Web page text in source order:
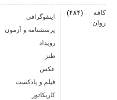
کافه
روان
(۴۸۴)
اینفوگرافی
پرسشنامه و آزمون
رویداد
طنز
عکس
فیلم و پادکست
کاریکاتور